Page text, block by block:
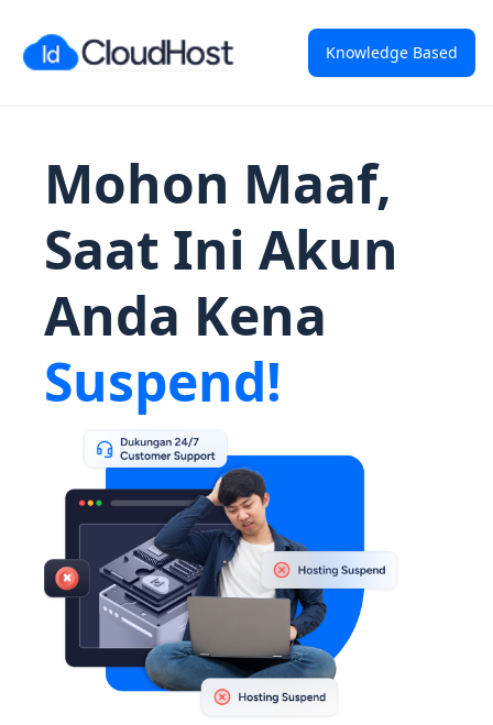
Knowledge Based
Mohon Maaf,
Saat Ini Akun
Anda Kena
Suspend!